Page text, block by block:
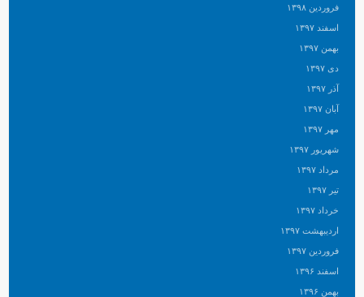
فروردین ۱۳۹۸
اسفند ۱۳۹۷
بهمن ۱۳۹۷
دی ۱۳۹۷
آذر ۱۳۹۷
آبان ۱۳۹۷
مهر ۱۳۹۷
شهریور ۱۳۹۷
مرداد ۱۳۹۷
تیر ۱۳۹۷
خرداد ۱۳۹۷
اردیبهشت ۱۳۹۷
فروردین ۱۳۹۷
اسفند ۱۳۹۶
بهمن ۱۳۹۶